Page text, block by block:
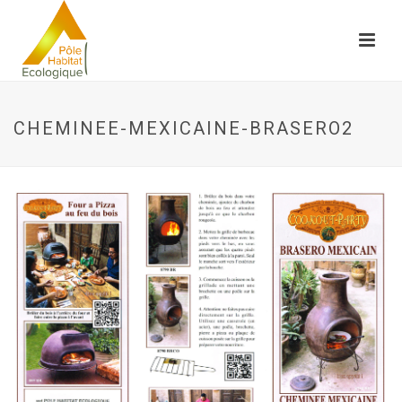
CHEMINEE-MEXICAINE-BRASERO2